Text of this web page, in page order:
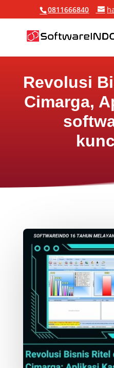
0811666840
Revolusi
Cimarga,